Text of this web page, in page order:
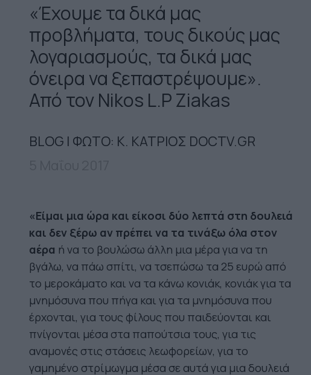
«Έχουμε τα δικά μας
προβλήματα, τους δικούς μας
λογαριασμούς, τα δικά μας
όνειρα να ξεπαστρέψουμε».
Από τον Nikos L.P Ziakas
BLOG | ΦΩΤΟ: Κ. ΚΑΤΡΙΟΣ DOCTV.GR
«Είμαι μια ώρα και είκοσι δύο λεπτά στη δουλειά
και δεν ξέρω αν πρέπει να τα τινάξω όλα στον
αέρα ή να το βουλώσω άλλη μια μέρα για να τη
βγάλω, να πάω σπίτι, να τσεπώσω τα 25 ευρώ από
το μεροκάματο και να τα κάνω κονιάκ, κονιάκ για τα
μνημόσυνα που πήγα και για τα μνημόσυνα που
έρχονται, για τους φίλους που παιδεύονται και
πνίγονται μέσα στα παπούτσια τους, για τις
αναμονές στις στάσεις λεωφορείων, για το
γαμημένο στρίμωγμα μέσα σε αυτά για μια δουλειά